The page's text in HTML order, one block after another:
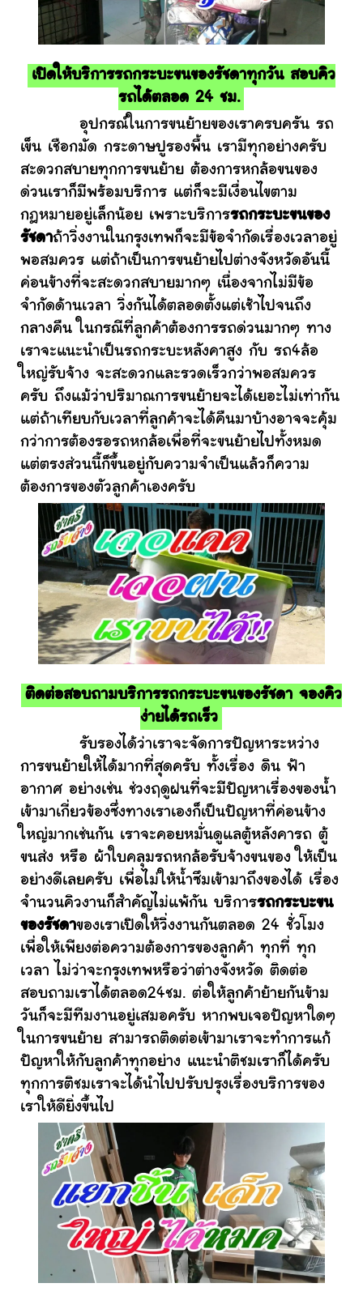
เปิดให้บริการรถกระบะขนของรัชดาทุกวัน สอบคิว
รถได้ตลอด 24 ชม.
อุปกรณ์ในการขนย้ายของเราครบครัน รถ
เข็น เชือกมัด กระดาษปูรองพื้น เรามีทุกอย่างครับ
สะดวกสบายทุกการขนย้าย ต้องการหกล้อขนของ
ด่วนเราก็มีพร้อมบริการ แต่ก็จะมีเงื่อนไขตาม
กฎหมายอยู่เล็กน้อย เพราะบริการรถกระบะขนของ
รัชดาถ้าวิ่งงานในกรุงเทพก็จะมีข้อจำกัดเรื่องเวลาอยู่
พอสมควร แต่ถ้าเป็นการขนย้ายไปต่างจังหวัดอันนี้
ค่อนข้างที่จะสะดวกสบายมากๆ เนื่องจากไม่มีข้อ
จำกัดด้านเวลา วิ่งกันได้ตลอดตั้งแต่เช้าไปจนถึง
กลางคืน ในกรณีที่ลูกค้าต้องการรถด่วนมากๆ ทาง
เราจะแนะนำเป็นรถกระบะหลังคาสูง กับ รถ4ล้อ
ใหญ่รับจ้าง จะสะดวกและรวดเร็วกว่าพอสมควร
ครับ ถึงแม้ว่าปริมาณการขนย้ายจะได้เยอะไม่เท่ากัน
แต่ถ้าเทียบกับเวลาที่ลูกค้าจะได้คืนมาบ้างอาจจะคุ้ม
กว่าการต้องรอรถหกล้อเพื่อที่จะขนย้ายไปทั้งหมด
แต่ตรงส่วนนี้ก็ขึ้นอยู่กับความจำเป็นแล้วก็ความ
ต้องการของตัวลูกค้าเองครับ
ติดต่อสอบถามบริการรถกระบะขนของรัชดา จองคิว
ง่ายได้รถเร็ว
รับรองได้ว่าเราจะจัดการปัญหาระหว่าง
การขนย้ายให้ได้มากที่สุดครับ ทั้งเรื่อง ดิน ฟ้า
อากาศ อย่างเช่น ช่วงฤดูฝนที่จะมีปัญหาเรื่องของน้ำ
เข้ามาเกี่ยวข้องซึ่งทางเราเองก็เป็นปัญหาที่ค่อนข้าง
ใหญ่มากเช่นกัน เราจะคอยหมั่นดูแลตู้หลังคารถ ตู้
ขนส่ง หรือ ผ้าใบคลุมรถหกล้อรับจ้างขนของ ให้เป็น
อย่างดีเลยครับ เพื่อไม่ให้น้ำซึมเข้ามาถึงของได้ เรื่อง
จำนวนคิวงานก็สำคัญไม่แพ้กัน บริการรถกระบะขน
ของรัชดาของเราเปิดให้วิ่งงานกันตลอด 24 ชั่วโมง
เพื่อให้เพียงต่อความต้องการของลูกค้า ทุกที่ ทุก
เวลา ไม่ว่าจะกรุงเทพหรือว่าต่างจังหวัด ติดต่อ
สอบถามเราได้ตลอด24ชม. ต่อให้ลูกค้าย้ายกันข้าม
วันก็จะมีทีมงานอยู่เสมอครับ หากพบเจอปัญหาใดๆ
ในการขนย้าย สามารถติดต่อเข้ามาเราจะทำการแก้
ปัญหาให้กับลูกค้าทุกอย่าง แนะนำติชมเราก็ได้ครับ
ทุกการติชมเราจะได้นำไปปรับปรุงเรื่องบริการของ
เราให้ดียิ่งขึ้นไป